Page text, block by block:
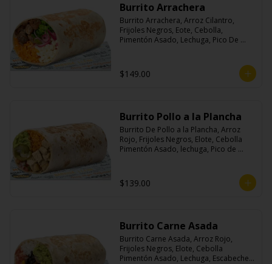
Burrito Arrachera
Burrito Arrachera, Arroz Cilantro,
Frijoles Negros, Eote, Cebolla,
Pimentón Asado, Lechuga, Pico De
$149.00
Burrito Pollo a la Plancha
Burrito De Pollo a la Plancha, Arroz
Rojo, Frijoles Negros, Elote, Cebolla
Pimentón Asado, lechuga, Pico de
$139.00
Burrito Carne Asada
Burrito Carne Asada, Arroz Rojo,
Frijoles Negros, Elote, Cebolla
Pimentón Asado, Lechuga, Escabeche